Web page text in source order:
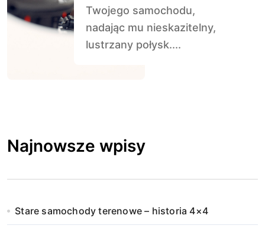
Twojego samochodu,
nadając mu nieskazitelny,
lustrzany połysk....
Najnowsze wpisy
Stare samochody terenowe – historia 4×4